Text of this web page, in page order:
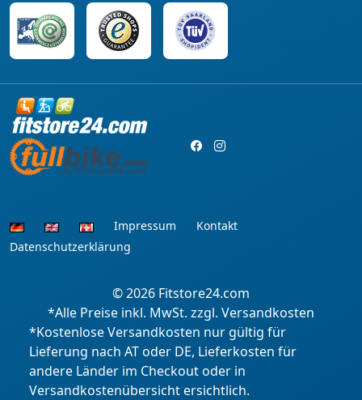
Impressum
Kontakt
Datenschutzerklärung
© 2026 Fitstore24.com
*Alle Preise inkl. MwSt. zzgl. Versandkosten
*Kostenlose Versandkosten nur gültig für
Lieferung nach AT oder DE, Lieferkosten für
andere Länder im Checkout oder in
Versandkostenübersicht ersichtlich.